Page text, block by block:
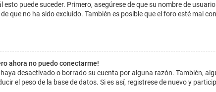
esto puede suceder. Primero, asegúrese de que su nombre de
que no ha sido excluido. También es posible que el foro esté mal
ahora no puedo conectarme!
desactivado o borrado su cuenta por alguna razón. También,
el peso de la base de datos. Si es así, registrese de nuevo y